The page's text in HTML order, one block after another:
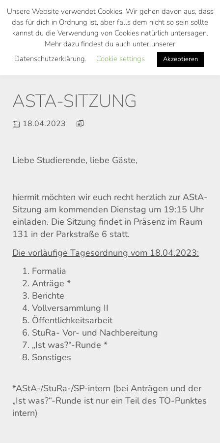
Skip
main
ASTA-SITZUNG
18.04.2023
Liebe Studierende, liebe Gäste,
hiermit möchten wir euch recht herzlich zur AStA-
Sitzung am kommenden Dienstag um 19:15 Uhr
einladen. Die Sitzung findet in Präsenz im Raum
131 in der Parkstraße 6 statt.
Die vorläufige Tagesordnung vom 18.04.2023:
Formalia
Anträge *
Berichte
Vollversammlung II
Öffentlichkeitsarbeit
StuRa- Vor- und Nachbereitung
„Ist was?“-Runde *
Sonstiges
*AStA-/StuRa-/SP-intern (bei Anträgen und der
„Ist was?“-Runde ist nur ein Teil des TO-Punktes
intern)
Unsere Website verwendet Cookies. Wir gehen davon aus, dass
das für dich in Ordnung ist, aber falls dem nicht so sein sollte
kannst du die Verwendung von Cookies natürlich untersagen.
Mehr dazu findest du auch unter unserer
Datenschutzerklärung.
Cookie settings Akzeptieren